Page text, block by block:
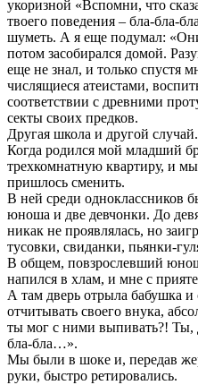
укоризной «Вспомни, что
твоего поведения – бла-бла-
шуметь. А я еще подумал:
потом засобирался домой.
еще не знал, и только спустя
числящиеся атеистами,
соответствии с древними
секты своих предков.
Другая школа и другой случай.
Когда родился мой младший
трехкомнатную квартиру, и
пришлось сменить.
В ней среди одноклассников
юноша и две девчонки. До
никак не проявлялась, но
тусовки, свиданки, пьянки-
В общем, повзрослевший
напился в хлам, и мне с
А там дверь отрыла бабушка и
отчитывать своего внука,
ты мог с ними выпивать?! Ты,
бла-бла…».
Мы были в шоке и, передав
руки, быстро ретировались.